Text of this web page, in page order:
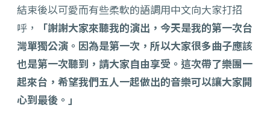
結束後以可愛而有些柔軟的語調用中文向大家打招
呼，
「謝謝大家來聽我的演出，今天是我的第一次台
灣單獨公演。 因為是第一次，所以大家很多曲子應該
也是第一次聽到， 請大家自由享受。這次帶了樂團一
起來台， 希望我們五人一起做出的音樂可以讓大家開
心到最後。」